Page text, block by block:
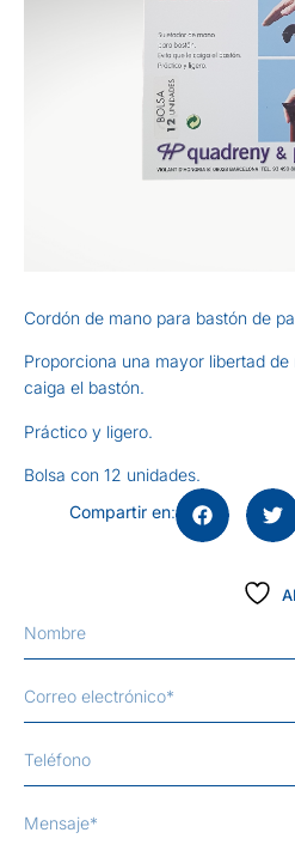
Cordón de mano para bastón de
Proporciona una mayor libertad
caiga el bastón.
Práctico y ligero.
Bolsa con 12 unidades.
Compartir en: